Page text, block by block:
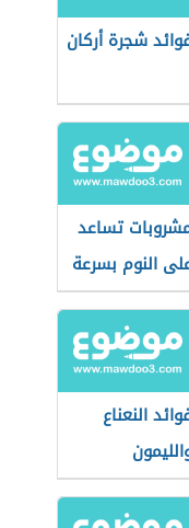
شجرة أركان
تساعد
النوم بسرعة
النعناع